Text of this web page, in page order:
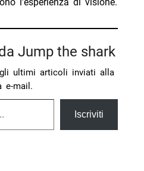
Jump the shark
ultimi articoli inviati alla
e-mail.
Iscriviti